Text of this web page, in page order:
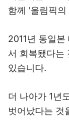
함께 '올림픽
2011년 동일
서 회복됐다는
있습니다.
더 나아가 1년
벗어났다는 것